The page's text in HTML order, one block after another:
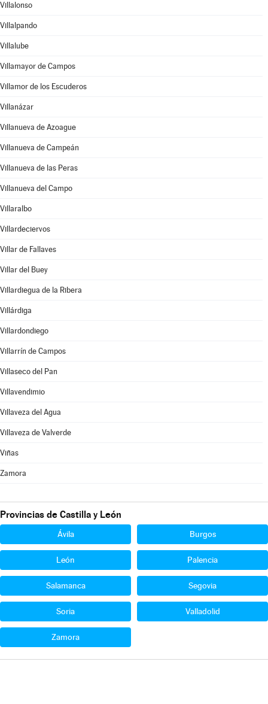
Villalonso
Villalpando
Villalube
Villamayor de Campos
Villamor de los Escuderos
Villanázar
Villanueva de Azoague
Villanueva de Campeán
Villanueva de las Peras
Villanueva del Campo
Villaralbo
Villardeciervos
Villar de Fallaves
Villar del Buey
Villardiegua de la Ribera
Villárdiga
Villardondiego
Villarrín de Campos
Villaseco del Pan
Villavendimio
Villaveza del Agua
Villaveza de Valverde
Viñas
Zamora
Provincias de Castilla y León
Ávila Burgos
León Palencia
Salamanca Segovia
Soria Valladolid
Zamora